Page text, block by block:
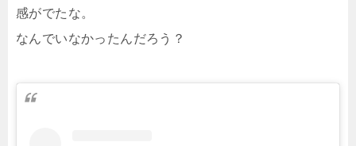
感がでたな。
なんでいなかったんだろう？